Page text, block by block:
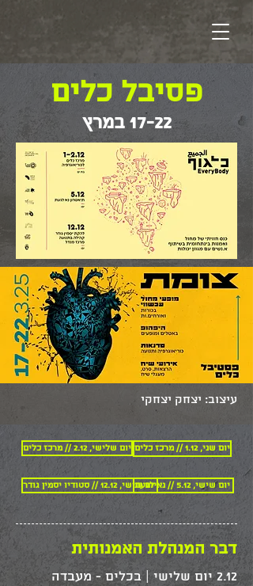
פסיבל כלים
17-22 במרץ
עיצוב: יצחק יצחקי
יום שלישי, 2.12 // מרכז כלים יום שני, 1.12 // מרכז כלים
יום שישי, 12.12 // סטודיו יסמין גודר
דבר המנהלת האמנותית
2.12 יום שלישי | בכלים - מעבדה